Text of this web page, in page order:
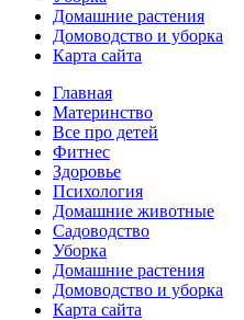
Домашние растения
Домоводство и уборка
Карта сайта
Главная
Материнство
Все про детей
Фитнес
Здоровье
Психология
Домашние животные
Садоводство
Уборка
Домашние растения
Домоводство и уборка
Карта сайта